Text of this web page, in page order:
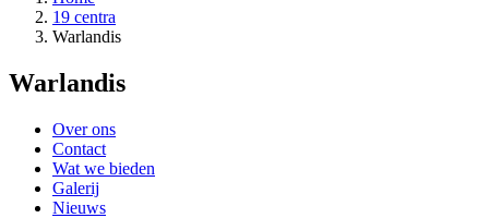
19 centra
Warlandis
Warlandis
Over ons
Contact
Wat we bieden
Galerij
Nieuws